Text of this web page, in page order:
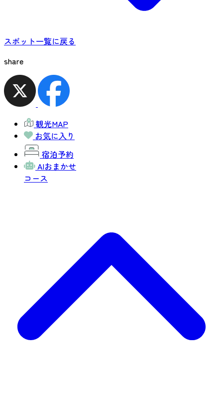
スポット一覧に戻る
share
観光MAP
お気に入り
宿泊予約
AIおまかせ
コース